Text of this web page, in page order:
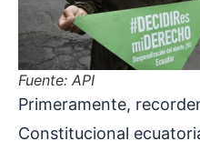
Fuente: API
Primeramente,
Constitucional